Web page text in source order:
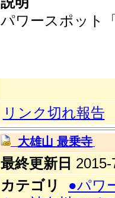
パワースポット
リンク切れ報告
大雄山 最乗寺
最終更新日
カテゴリ
●パワ